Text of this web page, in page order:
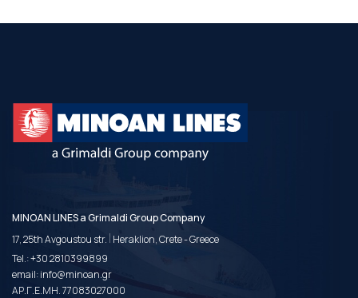
MINOAN LINES a Grimaldi Group Company
17, 25th Avgoustou str. | Heraklion, Crete - Greece
Tel.:+30 2810399899
email:info@minoan.gr
ΑΡ.Γ.Ε.ΜΗ. 77083027000